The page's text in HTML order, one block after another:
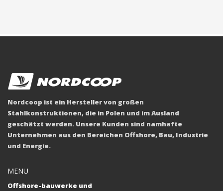
Nordcoop ist ein Hersteller von großen
Stahlkonstruktionen, die in Polen und im Ausland
geschätzt werden. Unsere Kunden sind namhafte
Unternehmen aus den Bereichen Offshore, Bau, Industrie
und Energie.
MENU
Offshore-bauwerke und